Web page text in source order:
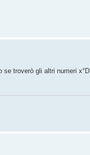
se troverò gli altri numeri x°D